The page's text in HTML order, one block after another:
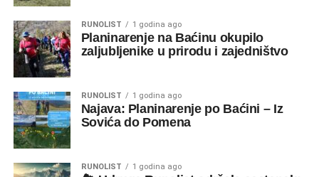
RUNOLIST 1 godina ago
Planinarenje na Baćinu okupilo
zaljubljenike u prirodu i zajedništvo
RUNOLIST 1 godina ago
Najava: Planinarenje po Baćini – Iz
Sovića do Pomena
RUNOLIST 1 godina ago